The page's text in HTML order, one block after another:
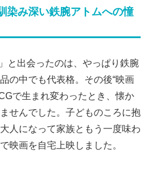
染み深い鉄腕アトムへの憧
と出会ったのは、やっぱり鉄腕
の中でも代表格。その後“映画
で生まれ変わったとき、懐か
せんでした。子どものころに抱
人になって家族ともう一度味わ
画を自宅上映しました。